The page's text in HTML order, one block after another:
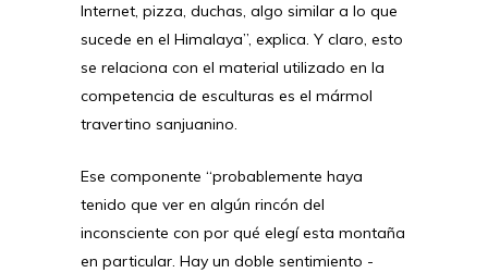
Internet, pizza, duchas, algo similar a lo que
sucede en el Himalaya”, explica. Y claro, esto
se relaciona con el material utilizado en la
competencia de esculturas es el mármol
travertino sanjuanino.
Ese componente “probablemente haya
tenido que ver en algún rincón del
inconsciente con por qué elegí esta montaña
en particular. Hay un doble sentimiento -